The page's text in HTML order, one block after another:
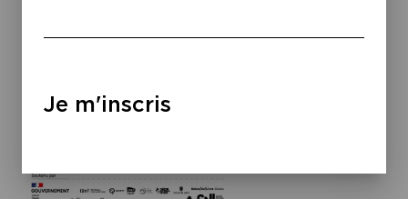
Je m'inscris